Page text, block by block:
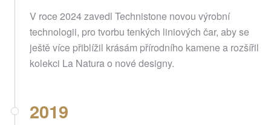
V roce 2024 zavedl Technistone novou výrobní
technologii, pro tvorbu tenkých liniových čar, aby se
ještě více přiblížil krásám přírodního kamene a rozšířil
kolekci La Natura o nové designy.
2019